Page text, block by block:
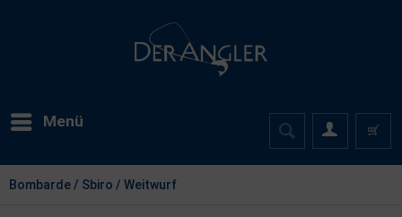
Menü
Bombarde / Sbiro / Weitwurf